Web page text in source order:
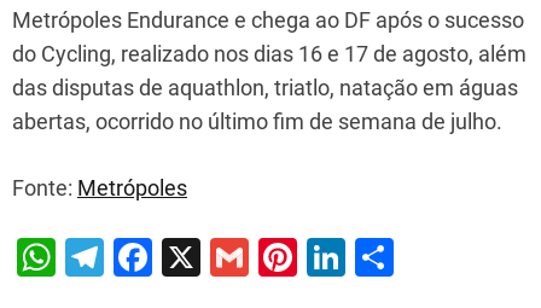
Metrópoles Endurance e chega ao DF após o sucesso
do Cycling, realizado nos dias 16 e 17 de agosto, além
das disputas de aquathlon, triatlo, natação em águas
abertas, ocorrido no último fim de semana de julho.
Fonte: Metrópoles
W T
F
X
G
Pi Li